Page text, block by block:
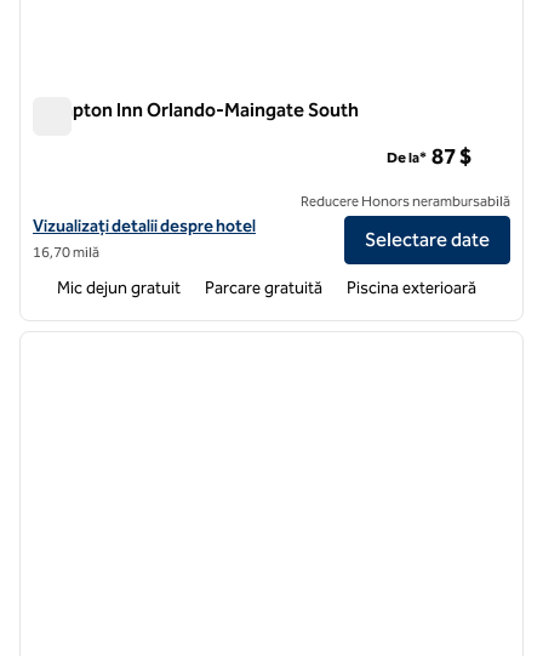
Hampton Inn Orlando-Maingate South
Vizualizați detaliile hotelului Hampton Inn Orlando-Maingate South
Vizualizați detalii despre hotel
16,70 milă
De la* 87 $
Reducere Honors nerambursabilă
Selectare date
Mic dejun gratuit Parcare gratuită Piscina exterioară
1 din 12